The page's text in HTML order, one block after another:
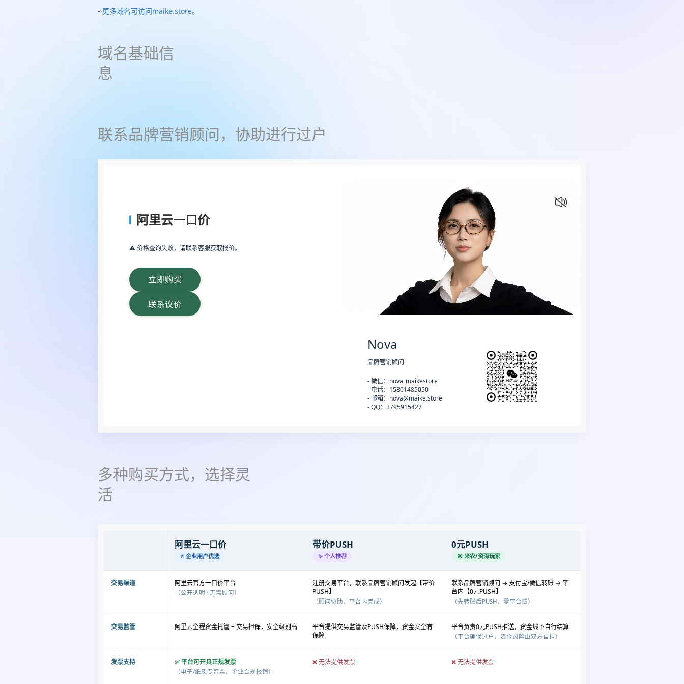
- 更多域名可访问maike.store。
域名基础信
息
联系品牌营销顾问，协助进行过户
阿里云一口价
⚠️ 价格查询失败，请联系客服获取报价。
立即购买
联系议价
Nova
品牌营销顾问
- 微信：nova_maikestore
- 电话：15801485050
- 邮箱：nova@maike.store
- QQ：3795915427
多种购买方式，选择灵
活
阿里云一口价
⭐ 企业用户优选
带价PUSH
✨ 个人推荐
0元PUSH
🎯 米农/资深玩家
交易渠道 阿里云官方一口价平台
（公开透明 · 无需顾问）
注册交易平台，联系品牌营销顾问发起【带价
PUSH】
（顾问协助，平台内完成）
联系品牌营销顾问 → 支付宝/微信转账 → 平
台内【0元PUSH】
（先转账后PUSH，零平台费）
交易监管 阿里云全程资金托管 + 交易担保，安全级别高
平台提供交易监管及PUSH保障，资金安全有
保障
平台负责0元PUSH推送，资金线下自行结算
（平台确保过户，资金风险由双方自担）
发票支持 ✅ 平台可开具正规发票
（电子/纸质专普票，企业合规报销）
❌ 无法提供发票 ❌ 无法提供发票